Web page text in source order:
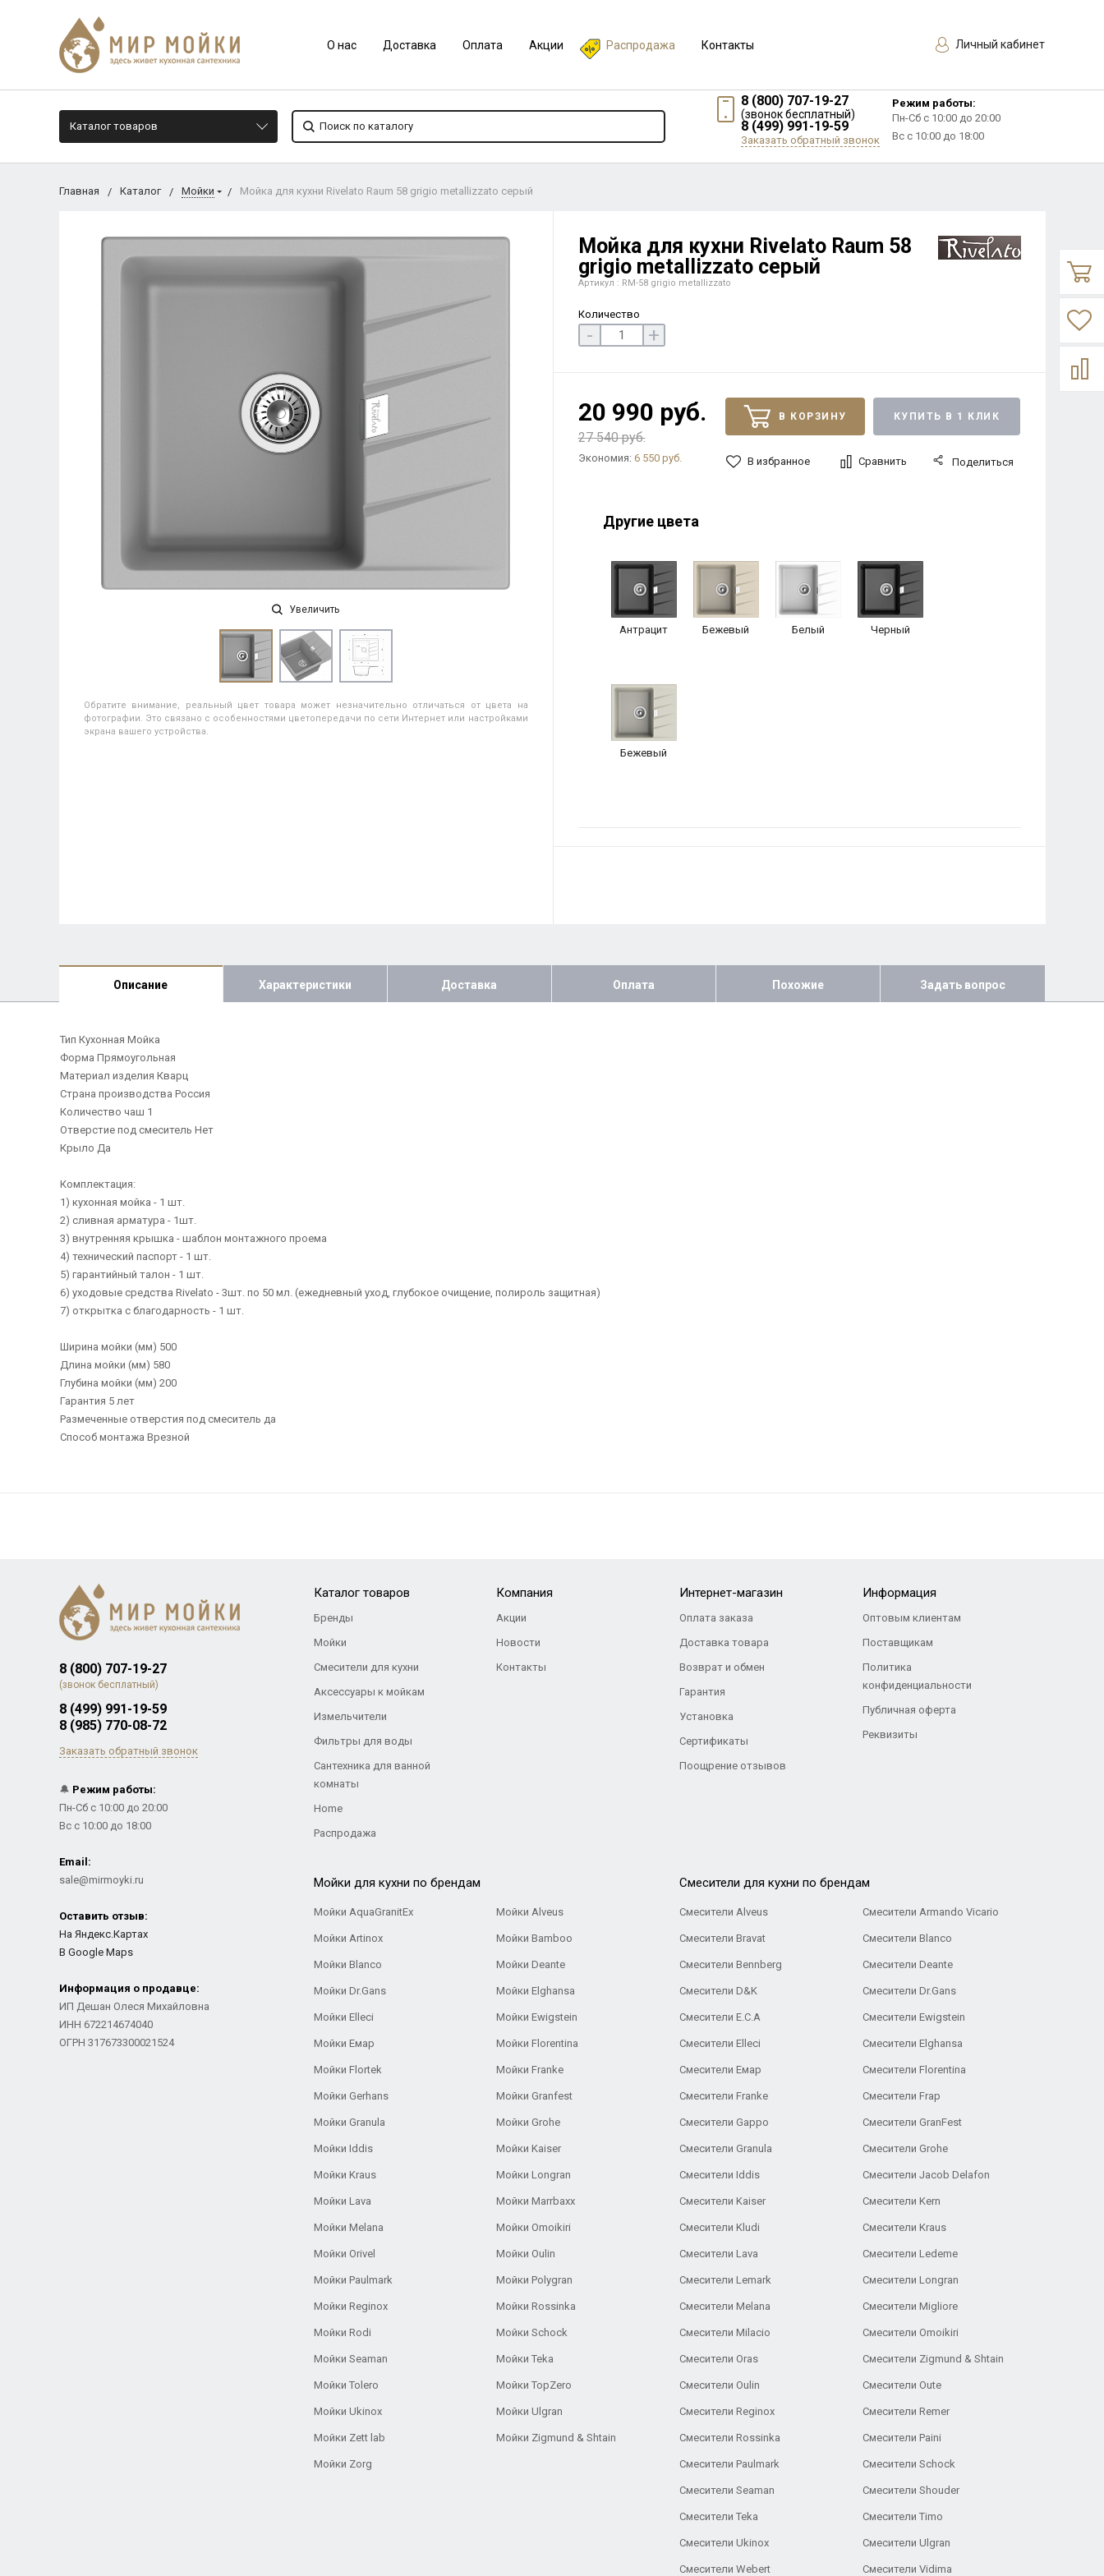
О нас Доставка Оплата Акции Распродажа Контакты Личный кабинет
Каталог товаров
8 (800) 707-19-27
(звонок бесплатный)
8 (499) 991-19-59
Заказать обратный звонок
Режим работы:
Пн-Сб с 10:00 до 20:00
Вс с 10:00 до 18:00
Главная Каталог Мойки Мойка для кухни Rivelato Raum 58 grigio metallizzato серый
Увеличить
Обратите внимание, реальный цвет товара может незначительно отличаться от цвета на
фотографии. Это связано с особенностями цветопередачи по сети Интернет или настройками
экрана вашего устройства.
Мойка для кухни Rivelato Raum 58
grigio metallizzato серый
Артикул : RM-58 grigio metallizzato
Количество
- +
20 990 руб.
27 540 руб.
Экономия: 6 550 руб.
В КОРЗИНУ КУПИТЬ В 1 КЛИК
В избранное Сравнить Поделиться
Другие цвета
Антрацит Бежевый Белый Черный
Бежевый
Описание Характеристики Доставка Оплата Похожие Задать вопрос
Тип Кухонная Мойка
Форма Прямоугольная
Материал изделия Кварц
Страна производства Россия
Количество чаш 1
Отверстие под смеситель Нет
Крыло Да
Комплектация:
1) кухонная мойка - 1 шт.
2) сливная арматура - 1шт.
3) внутренняя крышка - шаблон монтажного проема
4) технический паспорт - 1 шт.
5) гарантийный талон - 1 шт.
6) уходовые средства Rivelato - 3шт. по 50 мл. (ежедневный уход, глубокое очищение, полироль защитная)
7) открытка с благодарность - 1 шт.
Ширина мойки (мм) 500
Длина мойки (мм) 580
Глубина мойки (мм) 200
Гарантия 5 лет
Размеченные отверстия под смеситель да
Способ монтажа Врезной
8 (800) 707-19-27
(звонок бесплатный)
8 (499) 991-19-59
8 (985) 770-08-72
Заказать обратный звонок
🔔 Режим работы:
Пн-Сб с 10:00 до 20:00
Вс с 10:00 до 18:00
Email:
sale@mirmoyki.ru
Оставить отзыв:
На Яндекс.Картах
В Google Maps
Информация о продавце:
ИП Дешан Олеся Михайловна
ИНН 672214674040
ОГРН 317673300021524
Каталог товаров
Бренды
Мойки
Смесители для кухни
Аксессуары к мойкам
Измельчители
Фильтры для воды
Сантехника для ванной
комнаты
Home
Распродажа
Компания
Акции
Новости
Контакты
Интернет-магазин
Оплата заказа
Доставка товара
Возврат и обмен
Гарантия
Установка
Сертификаты
Поощрение отзывов
Информация
Оптовым клиентам
Поставщикам
Политика
конфиденциальности
Публичная оферта
Реквизиты
Мойки для кухни по брендам
Мойки AquaGranitEx Мойки Alveus
Мойки Artinox Мойки Bamboo
Мойки Blanco Мойки Deante
Мойки Dr.Gans Мойки Elghansa
Мойки Elleci Мойки Ewigstein
Мойки Емар Мойки Florentina
Мойки Flortek Мойки Franke
Мойки Gerhans Мойки Granfest
Мойки Granula Мойки Grohe
Мойки Iddis Мойки Kaiser
Мойки Kraus Мойки Longran
Мойки Lava Мойки Marrbaxx
Мойки Melana Мойки Omoikiri
Мойки Orivel Мойки Oulin
Мойки Paulmark Мойки Polygran
Мойки Reginox Мойки Rossinka
Мойки Rodi Мойки Schock
Мойки Seaman Мойки Teka
Мойки Tolero Мойки TopZero
Мойки Ukinox Мойки Ulgran
Мойки Zett lab Мойки Zigmund & Shtain
Мойки Zorg
Cмесители для кухни по брендам
Смесители Alveus Смесители Armando Vicario
Смесители Bravat Смесители Blanco
Смесители Bennberg Смесители Deante
Смесители D&K Смесители Dr.Gans
Смесители E.C.A Cмесители Ewigstein
Смесители Elleci Смесители Elghansa
Смесители Емар Смесители Florentina
Смесители Franke Смесители Frap
Смесители Gappo Смесители GranFest
Смесители Granula Смесители Grohe
Смесители Iddis Смесители Jacob Delafon
Смесители Kaiser Смесители Kern
Смесители Kludi Смесители Kraus
Смесители Lava Смесители Ledeme
Смесители Lemark Смесители Longran
Смесители Melana Смесители Migliore
Смесители Milacio Смесители Omoikiri
Смесители Oras Смесители Zigmund & Shtain
Смесители Oulin Смесители Oute
Смесители Reginox Смесители Remer
Смесители Rossinka Смесители Paini
Смесители Paulmark Смесители Schock
Смесители Seaman Смесители Shouder
Смесители Teka Смесители Timo
Смесители Ukinox Смесители Ulgran
Смесители Webert Смесители Vidima